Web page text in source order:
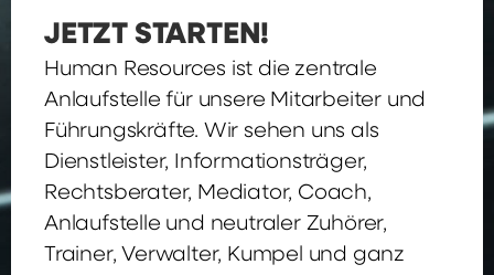
JETZT STARTEN!
Human Resources ist die zentrale
Anlaufstelle für unsere Mitarbeiter und
Führungskräfte. Wir sehen uns als
Dienstleister, Informationsträger,
Rechtsberater, Mediator, Coach,
Anlaufstelle und neutraler Zuhörer,
Trainer, Verwalter, Kumpel und ganz